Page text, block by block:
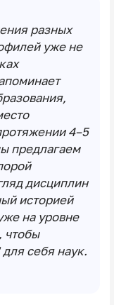
разных
уже не
4–5
предлагаем
дисциплин
историей
на уровне
чтобы
себя наук.